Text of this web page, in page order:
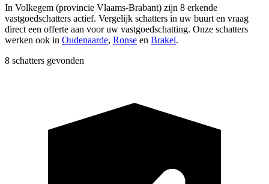
In Volkegem (provincie Vlaams-Brabant) zijn 8 erkende
vastgoedschatters actief. Vergelijk schatters in uw buurt en vraag
direct een offerte aan voor uw vastgoedschatting. Onze schatters
werken ook in Oudenaarde, Ronse en Brakel.
8 schatters gevonden